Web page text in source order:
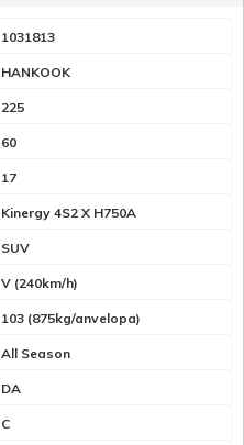
1031813
HANKOOK
225
60
17
Kinergy 4S2 X H750A
SUV
V (240km/h)
103 (875kg/anvelopa)
All Season
DA
C